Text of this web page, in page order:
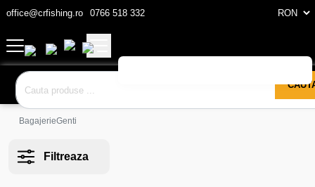
office@crfishing.ro 0766 518 332
BagajerieGenti
Filtreaza